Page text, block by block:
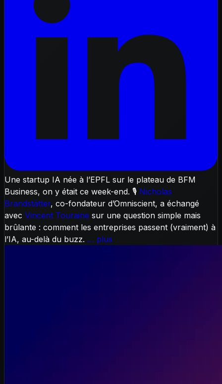
Une startup IA née à l’EPFL sur le plateau de BFM
Business, on y était ce week-end. 🎙️ Nicholas
Brandstätter, co-fondateur d’Omniscient, a échangé
avec Vincent Touraine sur une question simple mais
brûlante : comment les entreprises passent (vraiment) à
l’IA, au-delà du buzz. … plus